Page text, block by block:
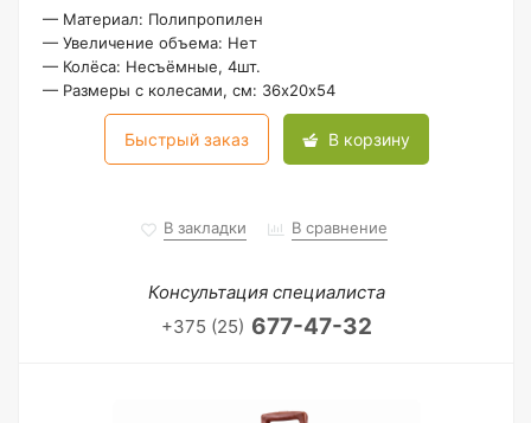
— Материал: Полипропилен
— Увеличение объема: Нет
— Колёса: Несъёмные, 4шт.
— Размеры с колесами, см: 36х20х54
Быстрый заказ В корзину
В закладки В сравнение
Консультация специалиста
+375 (25) 677-47-32